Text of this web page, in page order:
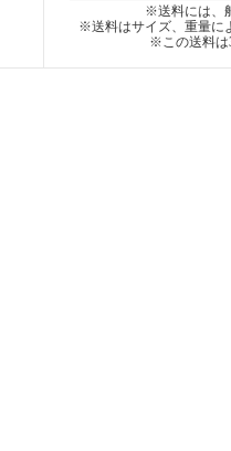
※送料には、
※送料はサイズ、重量に
※この送料は